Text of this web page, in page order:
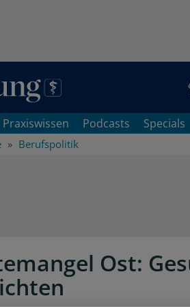
Praxiswissen Podcasts Specials
Berufspolitik
Ost: